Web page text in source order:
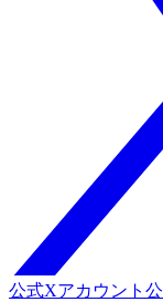
公式Xアカウント